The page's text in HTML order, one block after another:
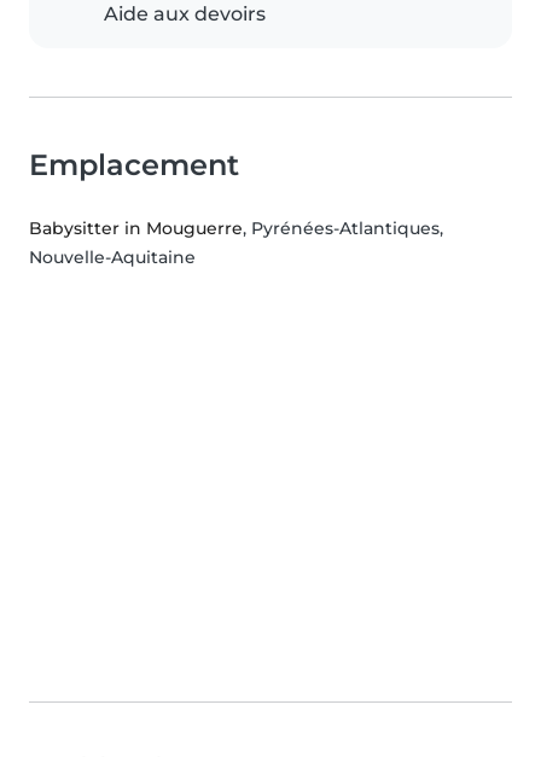
Aide aux devoirs
Emplacement
Babysitter in Mouguerre, Pyrénées-Atlantiques,
Nouvelle-Aquitaine